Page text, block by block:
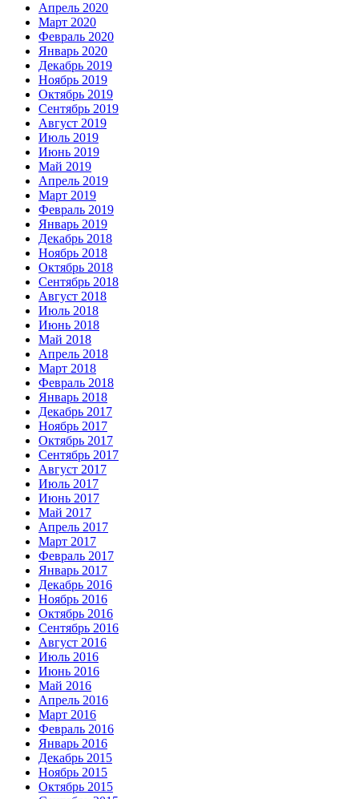
Апрель 2020
Март 2020
Февраль 2020
Январь 2020
Декабрь 2019
Ноябрь 2019
Октябрь 2019
Сентябрь 2019
Август 2019
Июль 2019
Июнь 2019
Май 2019
Апрель 2019
Март 2019
Февраль 2019
Январь 2019
Декабрь 2018
Ноябрь 2018
Октябрь 2018
Сентябрь 2018
Август 2018
Июль 2018
Июнь 2018
Май 2018
Апрель 2018
Март 2018
Февраль 2018
Январь 2018
Декабрь 2017
Ноябрь 2017
Октябрь 2017
Сентябрь 2017
Август 2017
Июль 2017
Июнь 2017
Май 2017
Апрель 2017
Март 2017
Февраль 2017
Январь 2017
Декабрь 2016
Ноябрь 2016
Октябрь 2016
Сентябрь 2016
Август 2016
Июль 2016
Июнь 2016
Май 2016
Апрель 2016
Март 2016
Февраль 2016
Январь 2016
Декабрь 2015
Ноябрь 2015
Октябрь 2015